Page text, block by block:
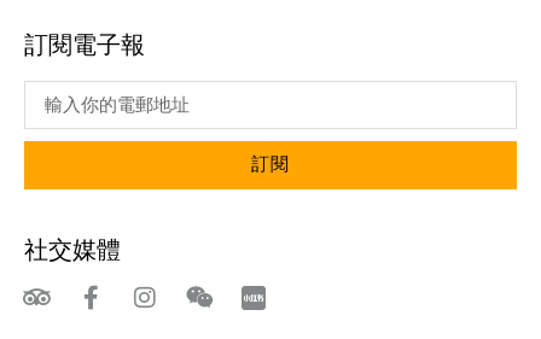
訂閱電子報
訂閱
社交媒體